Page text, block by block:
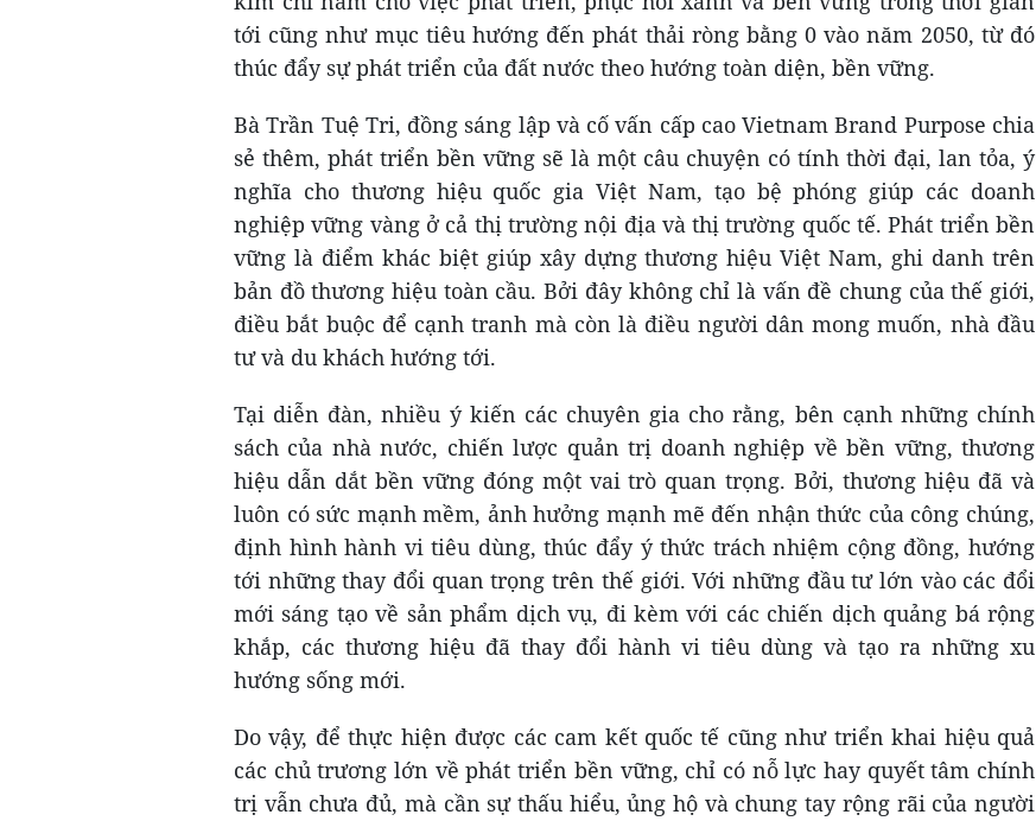
tới cũng như mục tiêu hướng đến phát thải ròng bằng 0 vào năm 2050, từ đó
thúc đẩy sự phát triển của đất nước theo hướng toàn diện, bền vững.
Bà Trần Tuệ Tri, đồng sáng lập và cố vấn cấp cao Vietnam Brand Purpose chia
sẻ thêm, phát triển bền vững sẽ là một câu chuyện có tính thời đại, lan tỏa, ý
nghĩa cho thương hiệu quốc gia Việt Nam, tạo bệ phóng giúp các doanh
nghiệp vững vàng ở cả thị trường nội địa và thị trường quốc tế. Phát triển bền
vững là điểm khác biệt giúp xây dựng thương hiệu Việt Nam, ghi danh trên
bản đồ thương hiệu toàn cầu. Bởi đây không chỉ là vấn đề chung của thế giới,
điều bắt buộc để cạnh tranh mà còn là điều người dân mong muốn, nhà đầu
tư và du khách hướng tới.
Tại diễn đàn, nhiều ý kiến các chuyên gia cho rằng, bên cạnh những chính
sách của nhà nước, chiến lược quản trị doanh nghiệp về bền vững, thương
hiệu dẫn dắt bền vững đóng một vai trò quan trọng. Bởi, thương hiệu đã và
luôn có sức mạnh mềm, ảnh hưởng mạnh mẽ đến nhận thức của công chúng,
định hình hành vi tiêu dùng, thúc đẩy ý thức trách nhiệm cộng đồng, hướng
tới những thay đổi quan trọng trên thế giới. Với những đầu tư lớn vào các đổi
mới sáng tạo về sản phẩm dịch vụ, đi kèm với các chiến dịch quảng bá rộng
khắp, các thương hiệu đã thay đổi hành vi tiêu dùng và tạo ra những xu
hướng sống mới.
Do vậy, để thực hiện được các cam kết quốc tế cũng như triển khai hiệu quả
các chủ trương lớn về phát triển bền vững, chỉ có nỗ lực hay quyết tâm chính
trị vẫn chưa đủ, mà cần sự thấu hiểu, ủng hộ và chung tay rộng rãi của người